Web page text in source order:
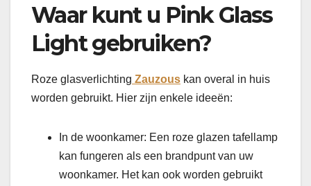
Waar kunt u Pink Glass
Light gebruiken?
Roze glasverlichting Zauzous kan overal in huis
worden gebruikt. Hier zijn enkele ideeën:
In de woonkamer: Een roze glazen tafellamp
kan fungeren als een brandpunt van uw
woonkamer. Het kan ook worden gebruikt